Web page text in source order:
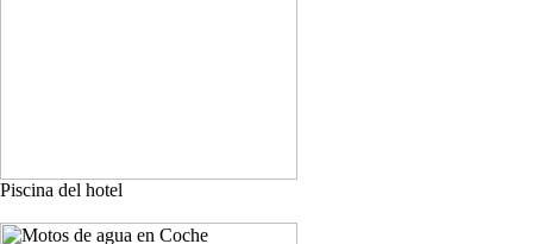
Piscina del hotel